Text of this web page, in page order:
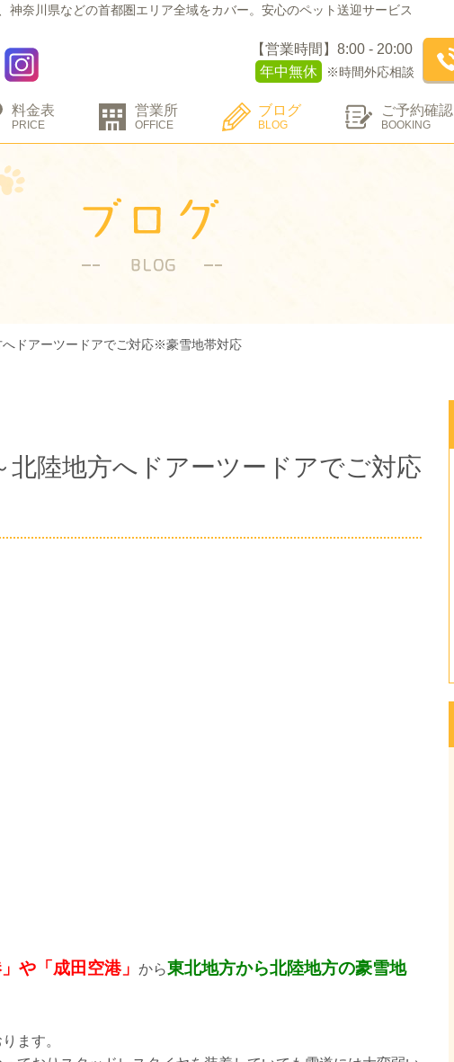
神奈川県などの首都圏エリア全域をカバー。 安心のペット送迎サービス
【営業時間】8:00 - 20:00
年中無休
※時間外応相談
料金表
PRICE
営業所
OFFICE
ブログ
BLOG
ご予約確認
BOOKING
ドアーツードアでご対応※豪雪地帯対応
北陸地方へドアーツードアでご対応
や「成田空港」 から東北地方から北陸地方の豪雪地
ます。